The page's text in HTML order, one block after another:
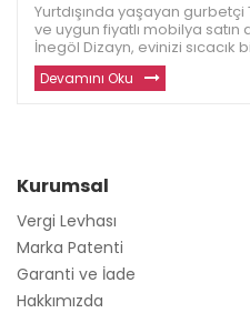
Yurtdışında yaşayan
ve uygun fiyatlı mobilya
İnegöl Dizayn, evinizi
dayanıklı ve modern
ülkelerde yaşayan gu
Devamını Oku
Kurumsal
Vergi Levhası
Marka Patenti
Garanti ve İade
Hakkımızda